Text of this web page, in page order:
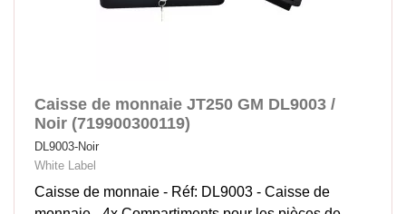
Caisse de monnaie JT250 GM DL9003 /
Noir (719900300119)
DL9003-Noir
White Label
Caisse de monnaie - Réf: DL9003 - Caisse de